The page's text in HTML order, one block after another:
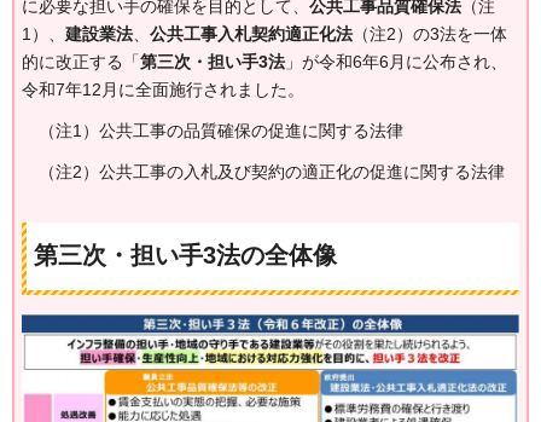
に必要な担い手の確保を目的として、 公共工事品質確保法 （注
1）、 建設業法 公共工事入札契約適正化法 （注2）の3法を一体
的に改正する「第三次・担い手3法 」が令和6年6月に公布され、
令和7年12月に全面施行されました。
（注1）公共工事の品質確保の促進に関する法律
（注2）公共工事の入札及び契約の適正化の促進に関する法律
第三次・担い手3法の全体像